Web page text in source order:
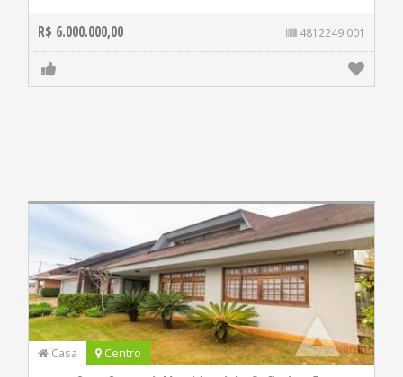
R$ 6.000.000,00 4812249.001
Casa Centro